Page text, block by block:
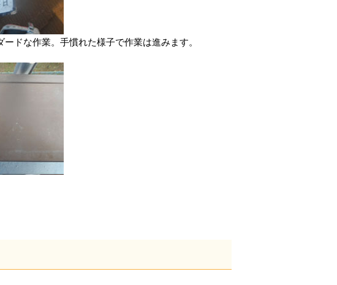
ドな作業。手慣れた様子で作業は進みます。